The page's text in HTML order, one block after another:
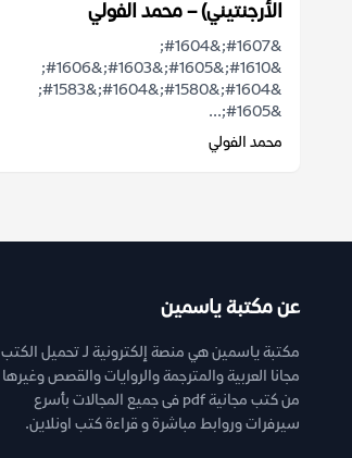
الأرجنتيني) – محمد الفولي
&#1607;&#1604;
&#1610;&#1605;&#1603;&#1606;
&#1604;&#1580;&#1604;&#1583;
&#1605;...
محمد الفولي
عن مكتبة ياسمين
مكتبة ياسمين هي منصة إلكترونية لـ تحميل الكتب
مجانا العربية والمترجمة والروايات والقصص وغيرها
من كتب مجانية pdf فى جميع المجالات بأسرع
سيرفرات وروابط مباشرة و قراءة كتب اونلاين.